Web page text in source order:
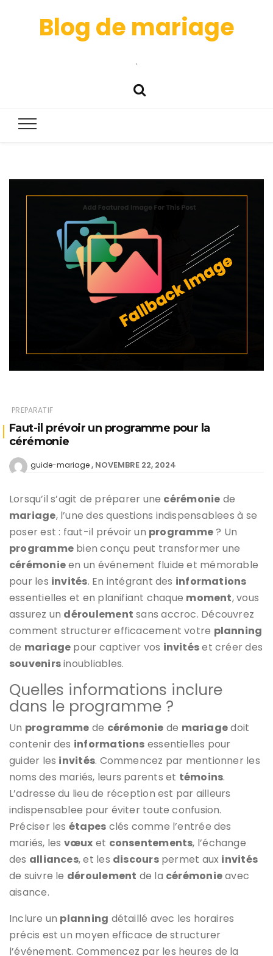
Blog de mariage
.
PREPARATIF
Faut-il prévoir un programme pour la
cérémonie
guide-mariage NOVEMBRE 22, 2024
Lorsqu’il s’agit de préparer une cérémonie de
mariage, l’une des questions indispensablees à se
poser est : faut-il prévoir un programme? Un
programme bien conçu peut transformer une
cérémonieen un événement fluide et mémorable
pour les invités. En intégrant des informations
essentielles et en planifiant chaque moment, vous
assurez un déroulement sans accroc. Découvrez
comment structurer efficacement votre planning
de mariage pour captiver vos invitéset créer des
souvenirsinoubliables.
Quelles informations inclure
dans le programme ?
Un programme de cérémonie de mariagedoit
contenir des informations essentielles pour
guider les invités. Commencez par mentionner les
noms des mariés, leurs parents et témoins.
L’adresse du lieu de réception est par ailleurs
indispensablee pour éviter toute confusion.
Préciser les étapes clés comme l’entrée des
mariés, les vœux et consentements, l’échange
des alliances, et les discourspermet aux invités
de suivre le déroulement de la cérémonieavec
aisance.
Inclure un planning détaillé avec les horaires
précis est un moyen efficace de structurer
l’événement. Commencez par les heures de la